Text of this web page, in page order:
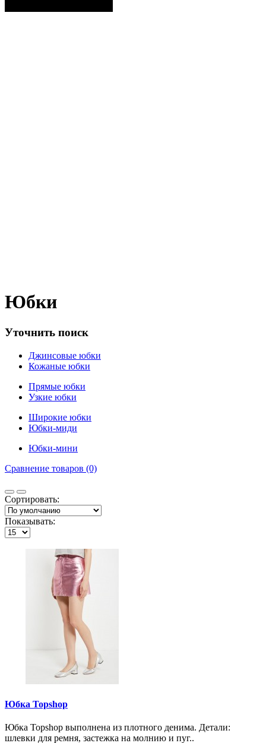
Юбки
Уточнить поиск
Джинсовые юбки
Кожаные юбки
Прямые юбки
Узкие юбки
Широкие юбки
Юбки-миди
Юбки-мини
Сравнение товаров (0)
Сортировать:
Показывать:
Юбка Topshop
Юбка Topshop выполнена из плотного денима. Детали:
шлевки для ремня, застежка на молнию и пуг..